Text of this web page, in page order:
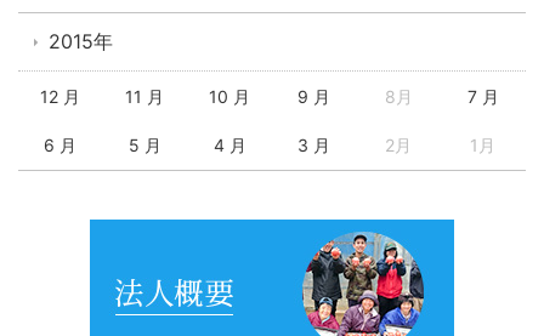
2015年
12 月 11 月 10 月 9 月 8月 7 月
6 月 5 月 4 月 3 月 2月 1月